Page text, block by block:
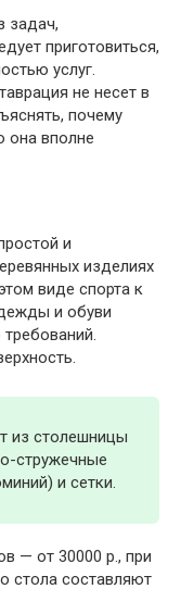
задач,
приготовиться,
услуг.
не несет в
почему
она вполне
и
изделиях
виде спорта к
и обуви
из столешницы
стружечные
и сетки.
— от 30000 р., при
стола составляют